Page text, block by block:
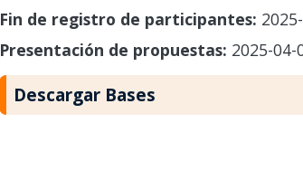
Fin de registro de participantes:
Presentación de propuestas: 2025-04-
Descargar Bases